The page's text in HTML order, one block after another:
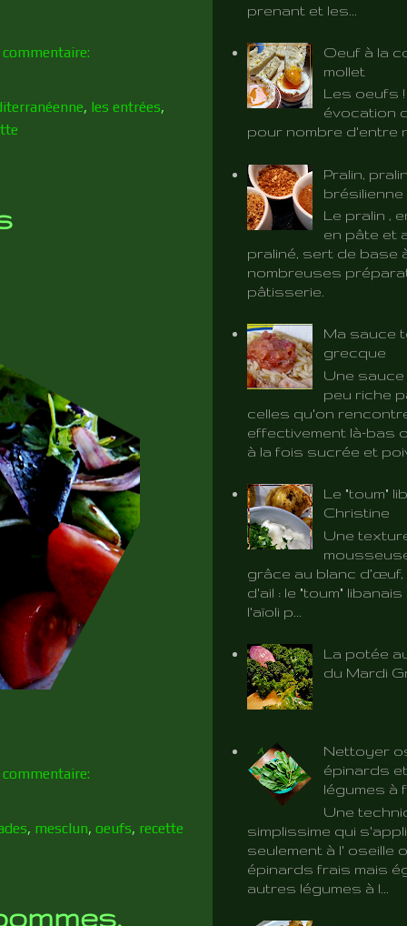
, les entrées,
, mesclun, oeufs, recette
prenant et les...
Oeuf à la
mollet
Les oeufs
évocation
pour nombre d'entre
Pralin,
brésilienne
Le pralin ,
en pâte et
praliné, sert de base
nombreuses
pâtisserie.
Ma sauce
grecque
Une sauce
peu riche
celles qu'on
effectivement là-bas
à la fois sucrée et
Le "toum"
Christine
Une
grâce au blanc
d'ail : le "toum"
l'aïoli p...
La potée
du Mardi
Nettoyer
épinards
légumes à
Une
simplissime qui
seulement à l' oseille
épinards frais mais
autres légumes à l...